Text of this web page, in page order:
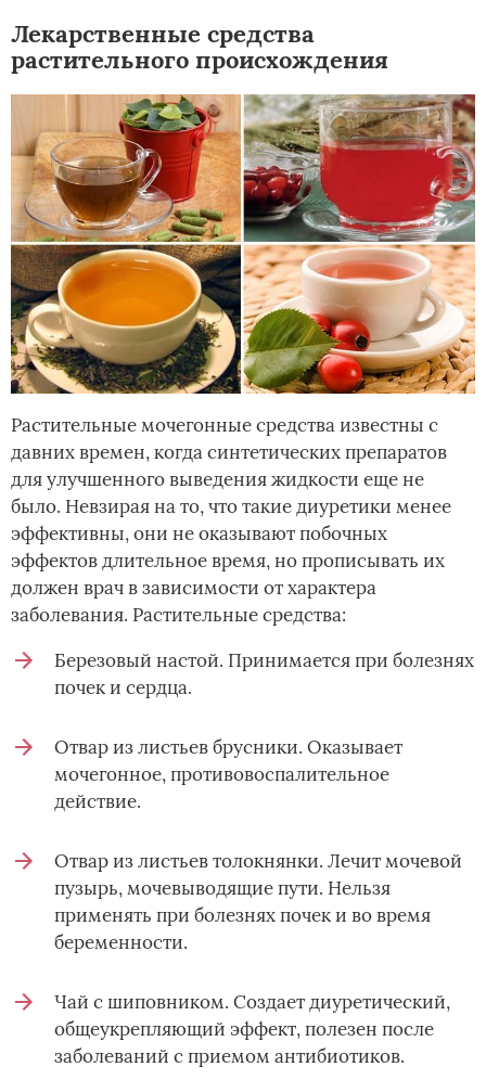
Лекарственные средства
растительного происхождения
Растительные мочегонные средства известны с
давних времен, когда синтетических препаратов
для улучшенного выведения жидкости еще не
было. Невзирая на то, что такие диуретики менее
эффективны, они не оказывают побочных
эффектов длительное время, но прописывать их
должен врач в зависимости от характера
заболевания. Растительные средства:
Березовый настой. Принимается при болезнях
почек и сердца.
Отвар из листьев брусники. Оказывает
мочегонное, противовоспалительное
действие.
Отвар из листьев толокнянки. Лечит мочевой
пузырь, мочевыводящие пути. Нельзя
применять при болезнях почек и во время
беременности.
Чай с шиповником. Создает диуретический,
общеукрепляющий эффект, полезен после
заболеваний с приемом антибиотиков.